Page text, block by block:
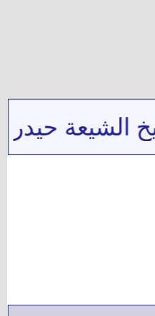
حيدر حب